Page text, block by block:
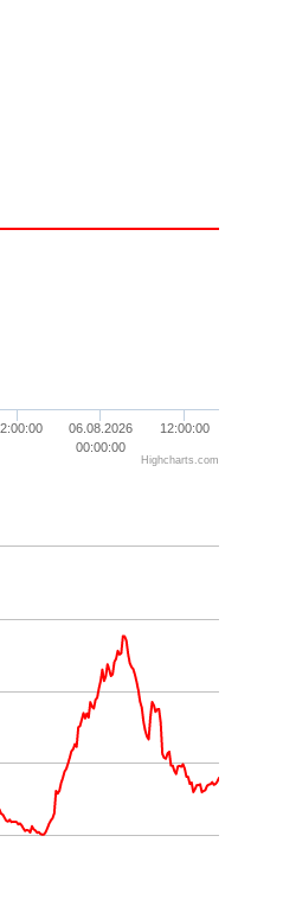
06.08.2026
00:00:00
12:00:00
Highcharts.com